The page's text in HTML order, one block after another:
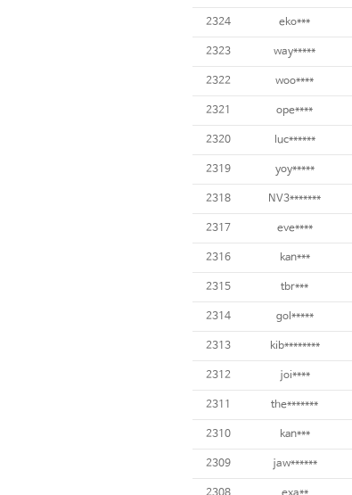
2324 eko***
2323 way*****
2322 woo****
2321 ope****
2320 luc******
2319 yoy*****
2318 NV3*******
2317 eve****
2316 kan***
2315 tbr***
2314 gol*****
2313 kib********
2312 joi****
2311 the*******
2310 kan***
2309 jaw******